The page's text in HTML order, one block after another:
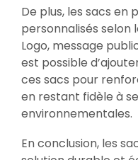
De plus, les sacs
personnalisés selon
Logo, message
est possible
ces sacs pour
en restant fidèle à
environnementales.
En conclusion, les